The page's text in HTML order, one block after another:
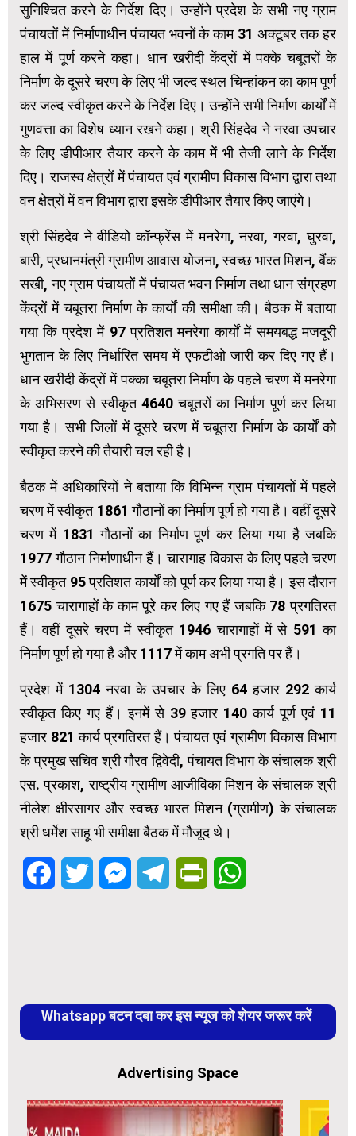
सुनिश्चित करने के निर्देश दिए। उन्होंने प्रदेश के सभी नए ग्राम
पंचायतों में निर्माणाधीन पंचायत भवनों के काम 31 अक्टूबर तक हर
हाल में पूर्ण करने कहा। धान खरीदी केंद्रों में पक्के चबूतरों के
निर्माण के दूसरे चरण के लिए भी जल्द स्थल चिन्हांकन का काम पूर्ण
कर जल्द स्वीकृत करने के निर्देश दिए। उन्होंने सभी निर्माण कार्यों में
गुणवत्ता का विशेष ध्यान रखने कहा। श्री सिंहदेव ने नरवा उपचार
के लिए डीपीआर तैयार करने के काम में भी तेजी लाने के निर्देश
दिए। राजस्व क्षेत्रों में पंचायत एवं ग्रामीण विकास विभाग द्वारा तथा
वन क्षेत्रों में वन विभाग द्वारा इसके डीपीआर तैयार किए जाएंगे।
श्री सिंहदेव ने वीडियो कॉन्फ्रेंस में मनरेगा, नरवा, गरवा, घुरवा,
बारी, प्रधानमंत्री ग्रामीण आवास योजना, स्वच्छ भारत मिशन, बैंक
सखी, नए ग्राम पंचायतों में पंचायत भवन निर्माण तथा धान संग्रहण
केंद्रों में चबूतरा निर्माण के कार्यों की समीक्षा की। बैठक में बताया
गया कि प्रदेश में 97 प्रतिशत मनरेगा कार्यों में समयबद्ध मजदूरी
भुगतान के लिए निर्धारित समय में एफटीओ जारी कर दिए गए हैं।
धान खरीदी केंद्रों में पक्का चबूतरा निर्माण के पहले चरण में मनरेगा
के अभिसरण से स्वीकृत 4640 चबूतरों का निर्माण पूर्ण कर लिया
गया है। सभी जिलों में दूसरे चरण में चबूतरा निर्माण के कार्यों को
स्वीकृत करने की तैयारी चल रही है।
बैठक में अधिकारियों ने बताया कि विभिन्न ग्राम पंचायतों में पहले
चरण में स्वीकृत 1861 गौठानों का निर्माण पूर्ण हो गया है। वहीं दूसरे
चरण में 1831 गौठानों का निर्माण पूर्ण कर लिया गया है जबकि
1977 गौठान निर्माणाधीन हैं। चारागाह विकास के लिए पहले चरण
में स्वीकृत 95 प्रतिशत कार्यों को पूर्ण कर लिया गया है। इस दौरान
1675 चारागाहों के काम पूरे कर लिए गए हैं जबकि 78 प्रगतिरत
हैं। वहीं दूसरे चरण में स्वीकृत 1946 चारागाहों में से 591 का
निर्माण पूर्ण हो गया है और 1117 में काम अभी प्रगति पर हैं।
प्रदेश में 1304 नरवा के उपचार के लिए 64 हजार 292 कार्य
स्वीकृत किए गए हैं। इनमें से 39 हजार 140 कार्य पूर्ण एवं 11
हजार 821 कार्य प्रगतिरत हैं। पंचायत एवं ग्रामीण विकास विभाग
के प्रमुख सचिव श्री गौरव द्विवेदी, पंचायत विभाग के संचालक श्री
एस. प्रकाश, राष्ट्रीय ग्रामीण आजीविका मिशन के संचालक श्री
नीलेश क्षीरसागर और स्वच्छ भारत मिशन (ग्रामीण) के संचालक
श्री धर्मेश साहू भी समीक्षा बैठक में मौजूद थे।
FacebookTwitter MessengerTelegramPrintFriendly
Whatsapp बटन दबा कर इस न्यूज को शेयर जरूर करें
Advertising Space